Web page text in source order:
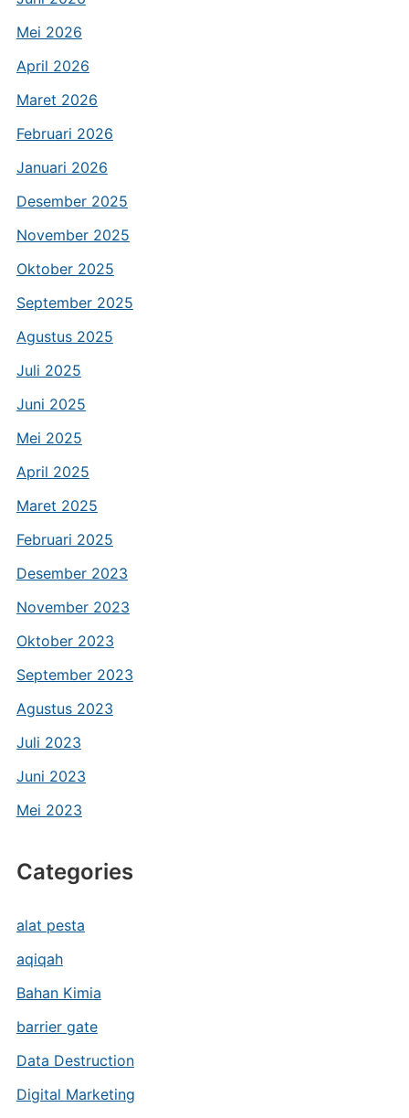
Mei 2026
April 2026
Maret 2026
Februari 2026
Januari 2026
Desember 2025
November 2025
Oktober 2025
September 2025
Agustus 2025
Juli 2025
Juni 2025
Mei 2025
April 2025
Maret 2025
Februari 2025
Desember 2023
November 2023
Oktober 2023
September 2023
Agustus 2023
Juli 2023
Juni 2023
Mei 2023
Categories
alat pesta
aqiqah
Bahan Kimia
barrier gate
Data Destruction
Digital Marketing